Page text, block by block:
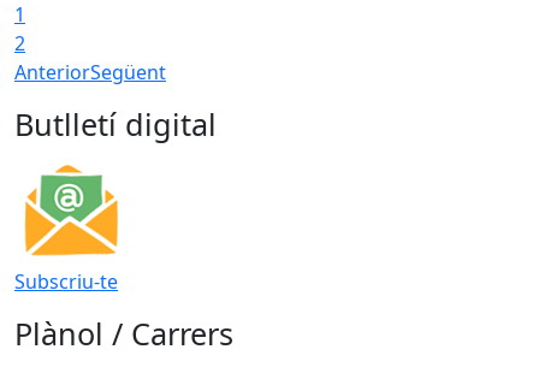
1
2
AnteriorSegüent
Butlletí digital
Subscriu-te
Plànol / Carrers